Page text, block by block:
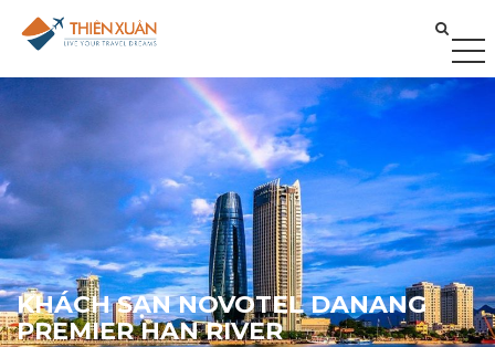
KHÁCH SẠN NOVOTEL DANANG
PREMIER HAN RIVER